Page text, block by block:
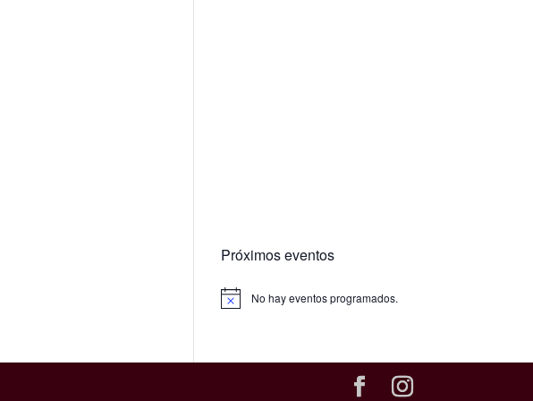
Próximos eventos
No hay eventos programados.